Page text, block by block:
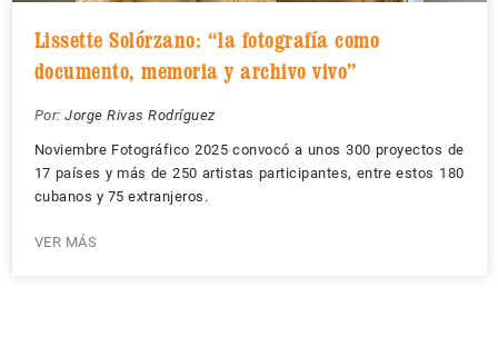
Lissette Solórzano: “la fotografía como
documento, memoria y archivo vivo”
Por: Jorge Rivas Rodríguez
Noviembre Fotográfico 2025 convocó a unos 300 proyectos de
17 países y más de 250 artistas participantes, entre estos 180
cubanos y 75 extranjeros.
VER MÁS